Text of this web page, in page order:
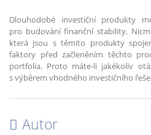
Dlouhodobé investiční produkty
pro budování finanční stability.
která jsou s těmito produkty
faktory před začleněním těchto
portfolia. Proto máte-li jakékoliv
s výběrem vhodného investičního
Autor